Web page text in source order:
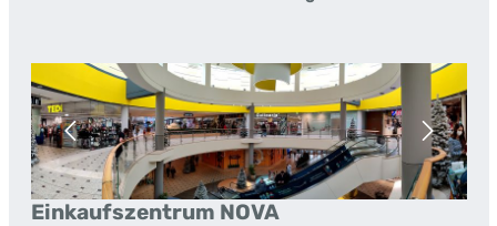
Bildergalerie überspringen
Einkaufszentrum NOVA